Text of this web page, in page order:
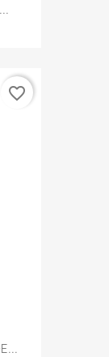
favorite_border